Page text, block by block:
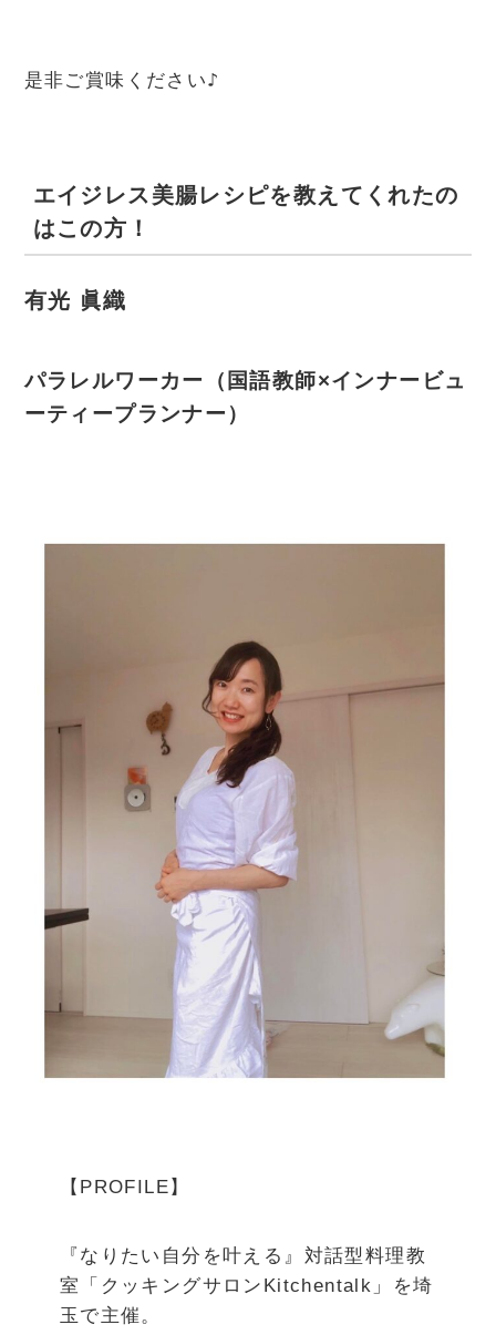
是非ご賞味ください♪
エイジレス美腸レシピを教えてくれたの
はこの方！
有光 眞織
パラレルワーカー（国語教師×インナービュ
ーティープランナー）
【PROFILE】
『なりたい自分を叶える』対話型料理教
室「クッキングサロンKitchentalk」を埼
玉で主催。